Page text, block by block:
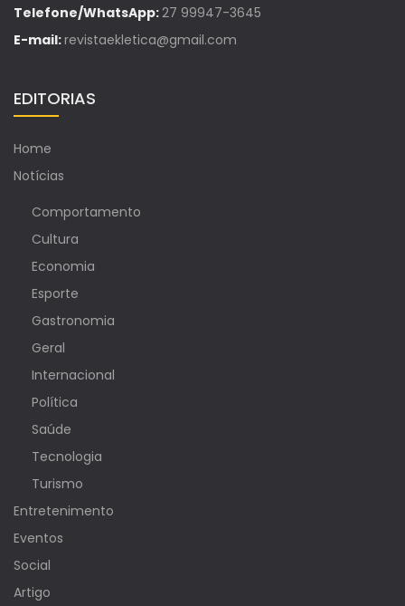
Telefone/WhatsApp:27 99947-3645
E-mail:revistaekletica@gmail.com
EDITORIAS
Home
Notícias
Comportamento
Cultura
Economia
Esporte
Gastronomia
Geral
Internacional
Política
Saúde
Tecnologia
Turismo
Entretenimento
Eventos
Social
Artigo